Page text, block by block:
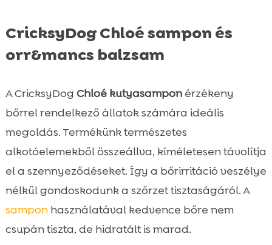
CricksyDog Chloé sampon és
orr&mancs balzsam
A CricksyDogChloé kutyasamponérzékeny
bőrrel rendelkező állatok számára ideális
megoldás. Termékünk természetes
alkotóelemekből összeállva, kíméletesen távolítja
el a szennyeződéseket. Így a bőrirritáció veszélye
nélkül gondoskodunk a szőrzet tisztaságáról. A
samponhasználatával kedvence bőre nem
csupán tiszta, de hidratált is marad.